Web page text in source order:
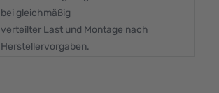
bei gleichmäßig
verteilter Last und Montage nach
Herstellervorgaben.